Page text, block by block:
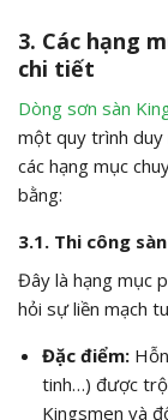
3. Các hạng
chi tiết
Dòng sơn sàn
một quy trình duy
các hạng mục
bằng:
3.1. Thi công
Đây là hạng mục
hỏi sự liền mạch
Đặc điểm:Hỗn
tinh…) được
Kingsmen và